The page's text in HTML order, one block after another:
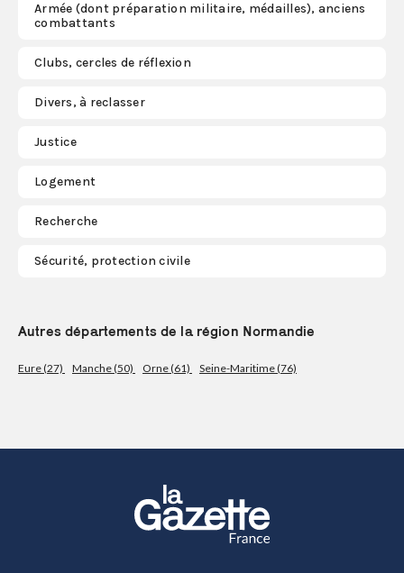
Armée (dont préparation militaire, médailles), anciens
combattants
Clubs, cercles de réflexion
Divers, à reclasser
Justice
Logement
Recherche
Sécurité, protection civile
Autres départements de la région Normandie
Eure (27) Manche (50) Orne (61) Seine-Maritime (76)